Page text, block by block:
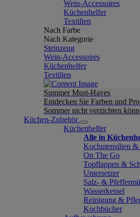
Wein-Accessoires
Küchenhelfer
Textilien
Nach Farbe
Nach Kategorie
Steinzeug
Wein-Accessoires
Küchenhelfer
Textilien
Summer Must-Haves
Entdecken Sie Farben und
Sommer nicht verzichten
Küchen-Zubehör
Küchenhelfer
Alle in
Kochutensilien &
On The Go
Topflappen &
Untersetzer
Salz- &
Wasserkessel
Reinigung &
Kochbücher